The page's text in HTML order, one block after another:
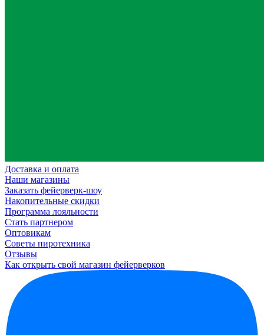
Доставка и оплата
Наши магазины
Заказать фейерверк-шоу
Накопительные скидки
Программа лояльности
Стать партнером
Оптовикам
Советы пиротехника
Отзывы
Как открыть свой магазин фейерверков